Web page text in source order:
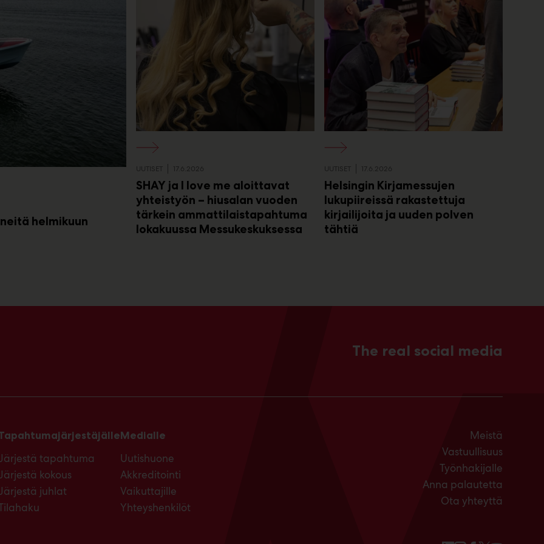
helmikuun
UUTISET 17.6.2026
SHAY ja I love me aloittavat
yhteistyön – hiusalan vuoden
tärkein ammattilaistapahtuma
lokakuussa Messukeskuksessa
UUTISET 17.6.2026
Helsingin Kirjamessujen
lukupiireissä rakastettuja
kirjailijoita ja uuden polven
tähtiä
The real social media
tapahtuma
kokous
juhlat
Medialle
Uutishuone
Akkreditointi
Vaikuttajille
Yhteyshenkilöt
Meistä
Vastuullisuus
Työnhakijalle
Anna palautetta
Ota yhteyttä